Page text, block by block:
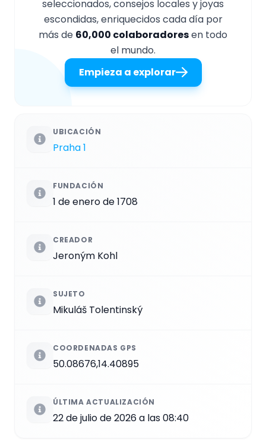
seleccionados, consejos locales y joyas
escondidas, enriquecidos cada día por
más de 60,000 colaboradoresen todo
el mundo.
Empieza a explorar
UBICACIÓN
Praha 1
FUNDACIÓN
1 de enero de 1708
CREADOR
Jeroným Kohl
SUJETO
Mikuláš Tolentinský
COORDENADAS GPS
50.08676,14.40895
ÚLTIMA ACTUALIZACIÓN
22 de julio de 2026 a las 08:40